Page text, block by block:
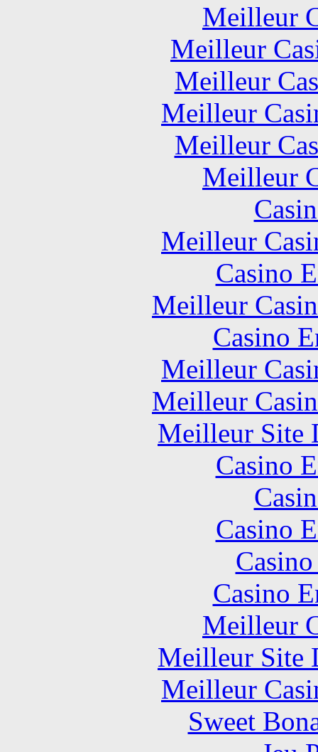
Meilleur
Meilleur
Meilleur
Meilleur
Meilleur
Meilleur
Meilleur
Casino
Meilleur
Casino
Meilleur
Meilleur
Meilleur Site
Casino
Casino
Casino
Meilleur
Meilleur Site
Meilleur
Sweet